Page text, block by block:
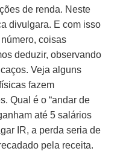
de renda. Neste
divulgara. E com isso
coisas
deduzir, observando
Veja alguns
fazem
Qual é o “andar de
até 5 salários
IR, a perda seria de
pela receita.